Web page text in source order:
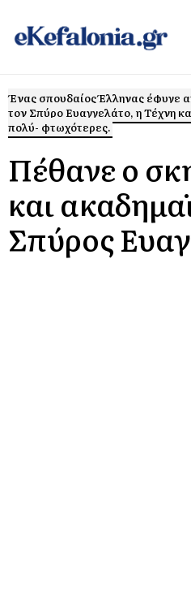
Ένας σπουδαίος Έλληνας έφυγε
τον Σπύρο Ευαγγελάτο, η Τέχνη
πολύ- φτωχότερες.
Πέθανε ο
και
Σπύρος